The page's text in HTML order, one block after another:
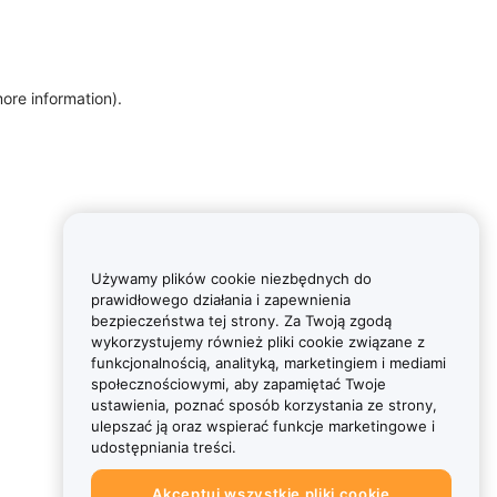
information).
Używamy plików cookie niezbędnych do
prawidłowego działania i zapewnienia
bezpieczeństwa tej strony. Za Twoją zgodą
wykorzystujemy również pliki cookie związane z
funkcjonalnością, analityką, marketingiem i mediami
społecznościowymi, aby zapamiętać Twoje
ustawienia, poznać sposób korzystania ze strony,
ulepszać ją oraz wspierać funkcje marketingowe i
udostępniania treści.